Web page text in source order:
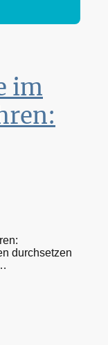
im
durchsetzen